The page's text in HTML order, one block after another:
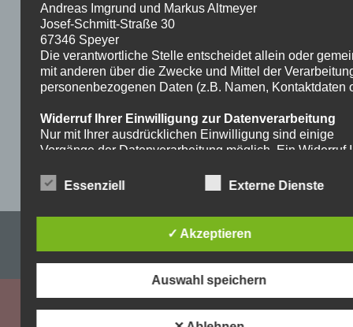
Impressum & Datenschutzerklärung
WordPress-Theme: Dynamic News von ThemeZee.
Andreas Imgrund und Markus Altmeyer
Josef-Schmitt-Straße 30
67346 Speyer
Die verantwortliche Stelle entscheidet allein oder
mit anderen über die Zwecke und Mittel der
personenbezogenen Daten (z.B. Namen, Kontaktdaten
Widerruf Ihrer Einwilligung zur Datenverarbeitung
Nur mit Ihrer ausdrücklichen Einwilligung sind einige
Vorgänge der Datenverarbeitung möglich. Ein Widerruf
Widerruf genügt eine formlose Mitteilung per E-Mail. Die
Recht auf Beschwerde bei der zuständigen
Aufsichtsbehörde
Als Betroffener steht Ihnen im Falle eines
der zuständigen Aufsichtsbehörde zu. Zuständige
Aufsichtsbehörde bezüglich datenschutzrechtlicher
Essenziell Externe Dienste
✓ Akzeptieren
Auswahl speichern